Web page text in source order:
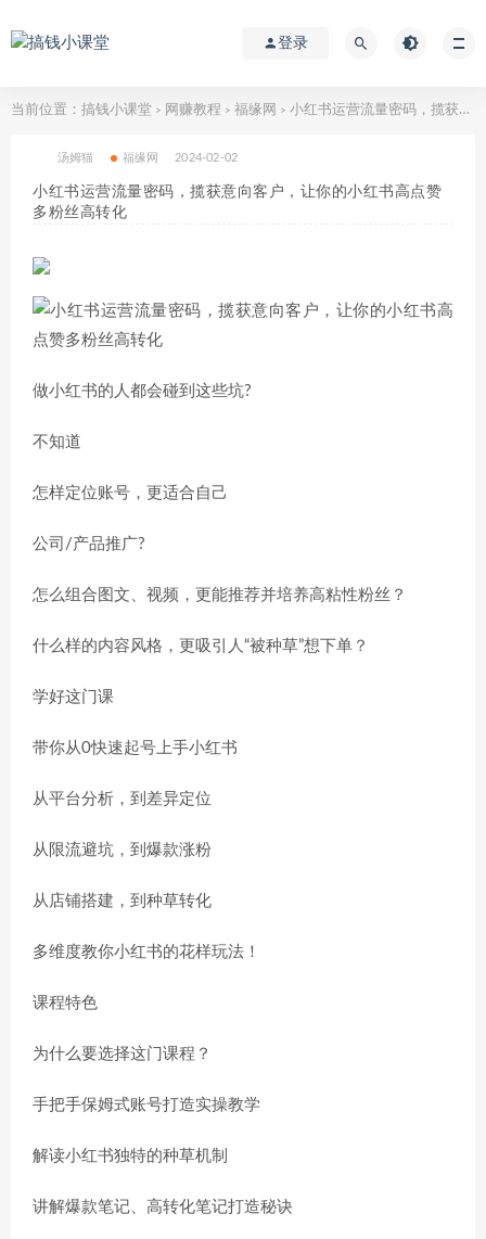
登录
当前位置： 搞钱小课堂 > 网赚教程 > 福缘网 > 小红书运营流量密码，揽获意向客户，让你的小红书高点赞多粉丝高转化
汤姆猫 福缘网 2024-02-02
小红书运营流量密码，揽获意向客户，让你的小红书高点赞
多粉丝高转化
做小红书的人都会碰到这些坑?
不知道
怎样定位账号，更适合自己
公司/产品推广?
怎么组合图文、视频，更能推荐并培养高粘性粉丝？
什么样的内容风格，更吸引人“被种草”想下单？
学好这门课
带你从0快速起号上手小红书
从平台分析，到差异定位
从限流避坑，到爆款涨粉
从店铺搭建，到种草转化
多维度教你小红书的花样玩法！
课程特色
为什么要选择这门课程？
手把手保姆式账号打造实操教学
解读小红书独特的种草机制
讲解爆款笔记、高转化笔记打造秘诀